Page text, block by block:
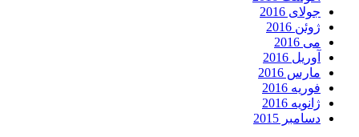
جولای 2016
ژوئن 2016
می 2016
آوریل 2016
مارس 2016
فوریه 2016
ژانویه 2016
دسامبر 2015